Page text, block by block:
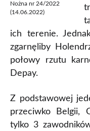
Nożna nr 24/2022
(14.06.2022)
ich terenie.
zgarnęliby
połowy rzutu
Depay.
Z podstawowej
przeciwko Belgii,
tylko 3